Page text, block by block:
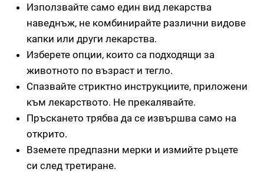
Използвайте само един вид лекарства
наведнъж, не комбинирайте различни видове
капки или други лекарства.
Изберете опции, които са подходящи за
животното по възраст и тегло.
Спазвайте стриктно инструкциите, приложени
към лекарството. Не прекалявайте.
Пръскането трябва да се извършва само на
открито.
Вземете предпазни мерки и измийте ръцете
си след третиране.